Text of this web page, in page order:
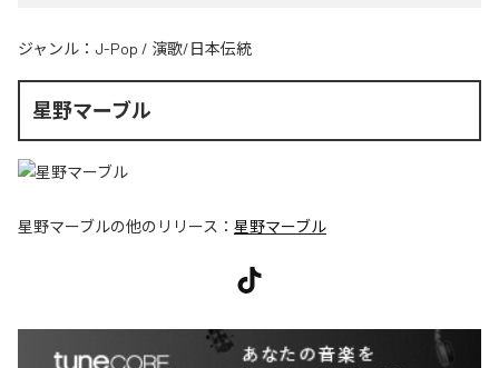
ジャンル： J-Pop / 演歌/日本伝統
星野マーブル
星野マーブルの他のリリース： 星野マーブル